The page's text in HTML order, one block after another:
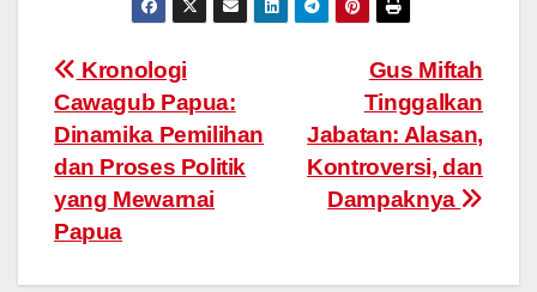
Post
navigation
Gus Miftah
Tinggalkan
Jabatan: Alasan,
Kontroversi, dan
Dampaknya
Kronologi
Cawagub Papua:
Dinamika Pemilihan
dan Proses Politik
yang Mewarnai
Papua